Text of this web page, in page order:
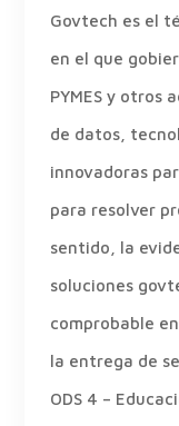
Govtech es el
en el que
PYMES y otros
de datos,
innovadoras
para resolver
sentido, la
soluciones
comprobable
la entrega de
ODS 4 –